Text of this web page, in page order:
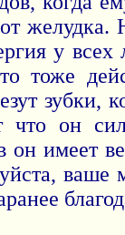
у
тоже
зубки,
что он
имеет
ваше